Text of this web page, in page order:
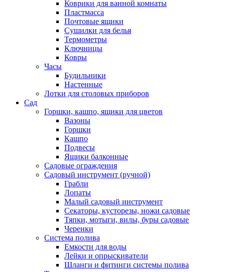
Коврики для ванной комнаты
Пластмасса
Почтовые ящики
Сушилки для белья
Термометры
Ключницы
Ковры
Часы
Будильники
Настенные
Лотки для столовых приборов
Сад
Горшки, кашпо, ящики для цветов
Вазоны
Горшки
Кашпо
Подвесы
Ящики балконные
Садовые ограждения
Садовый инструмент (ручной)
Грабли
Лопаты
Малый садовый инструмент
Секаторы, кусторезы, ножи садовые
Тяпки, мотыги, вилы, буры садовые
Черенки
Система полива
Емкости для воды
Лейки и опрыскиватели
Шланги и фитинги системы полива